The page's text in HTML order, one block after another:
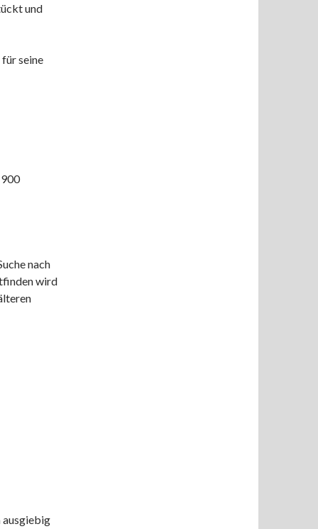
und
seine
nach
wird
ausgiebig